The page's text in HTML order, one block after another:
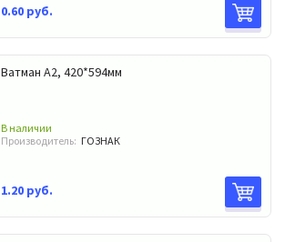
0.60 руб.
Ватман А2, 420*594мм
В наличии
Производитель: ГОЗНАК
1.20 руб.